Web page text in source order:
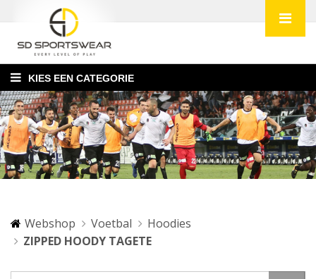
KIES EEN CATEGORIE
Webshop Voetbal
Hoodies
ZIPPED HOODY TAGETE